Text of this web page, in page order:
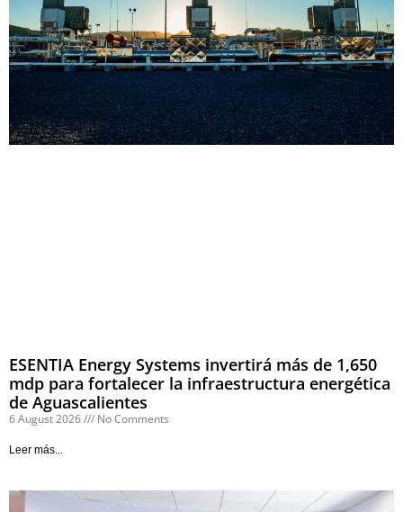
ESENTIA Energy Systems invertirá más de 1,650
mdp para fortalecer la infraestructura energética
de Aguascalientes
6 August 2026 No Comments
Leer más...